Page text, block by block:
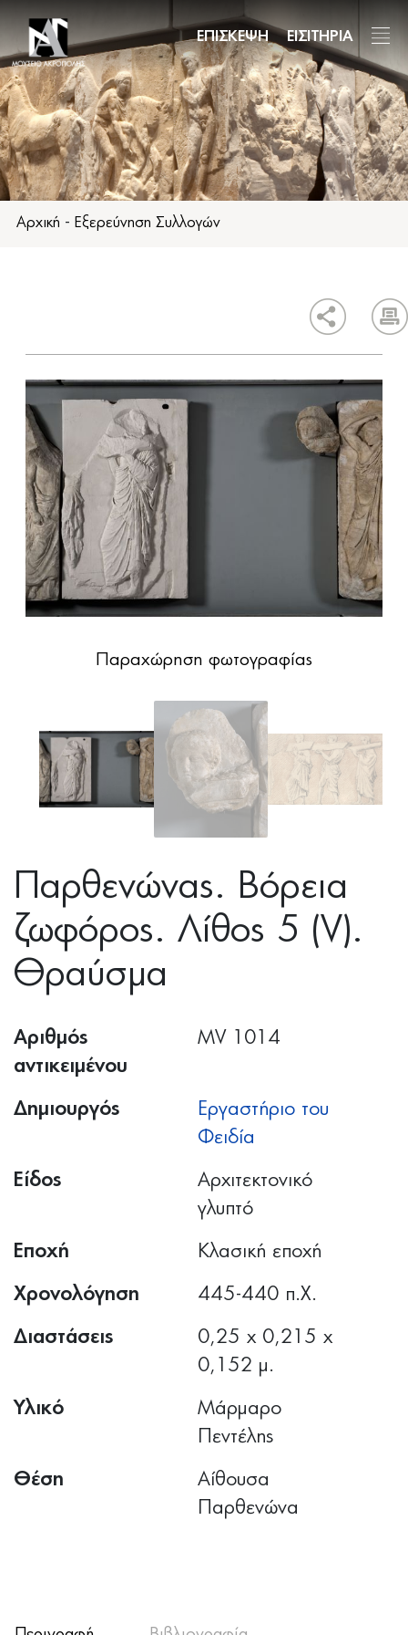
το
κυρίως
περιεχόμενο
ΕΠΙΣΚΕΨΗ ΕΙΣΙΤΗΡΙΑ
Αρχική - Εξερεύνηση Συλλογών
Παραχώρηση φωτογραφίας
Παρθενώνας. Βόρεια
ζωφόρος. Λίθος 5 (V).
Θραύσμα
Αριθμός
αντικειμένου
MV 1014
Δημιουργός
Εργαστήριο του
Φειδία
Είδος
Αρχιτεκτονικό
γλυπτό
Εποχή Κλασική εποχή
Χρονολόγηση 445-440 π.Χ.
Διαστάσεις
0,25 x 0,215 x
0,152 μ.
Υλικό
Μάρμαρο
Πεντέλης
Θέση
Αίθουσα
Παρθενώνα